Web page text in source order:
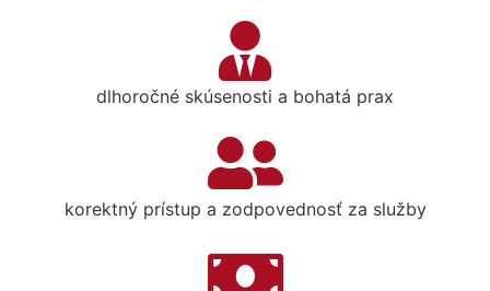
dlhoročné skúsenosti a bohatá prax
korektný prístup a zodpovednosť za služby